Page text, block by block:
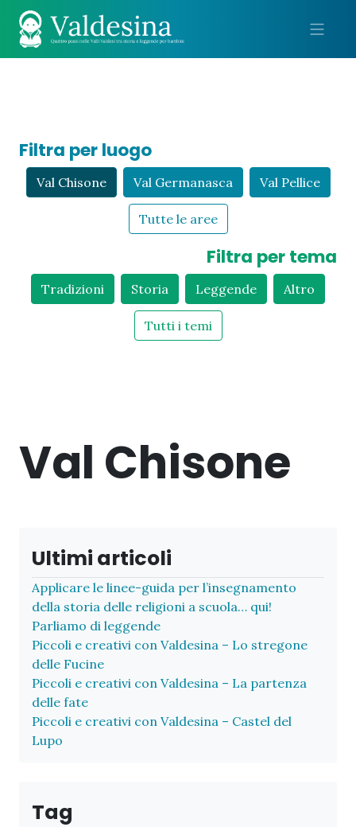
Filtra per luogo
Val Chisone Val Germanasca Val Pellice
Tutte le aree
Filtra per tema
Tradizioni Storia Leggende Altro
Tutti i temi
Val Chisone
Ultimi articoli
Applicare le linee-guida per l’insegnamento
della storia delle religioni a scuola… qui!
Parliamo di leggende
Piccoli e creativi con Valdesina – Lo stregone
delle Fucine
Piccoli e creativi con Valdesina – La partenza
delle fate
Piccoli e creativi con Valdesina – Castel del
Lupo
Tag